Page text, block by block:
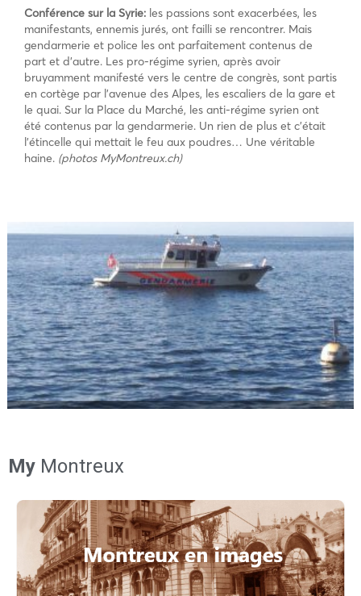
Conférence sur la Syrie: les passions sont exacerbées, les
manifestants, ennemis jurés, ont failli se rencontrer. Mais
gendarmerie et police les ont parfaitement contenus de
part et d’autre. Les pro-régime syrien, après avoir
bruyamment manifesté vers le centre de congrès, sont partis
en cortège par l’avenue des Alpes, les escaliers de la gare et
le quai. Sur la Place du Marché, les anti-régime syrien ont
été contenus par la gendarmerie. Un rien de plus et c’était
l’étincelle qui mettait le feu aux poudres… Une véritable
haine. (photos MyMontreux.ch)
My Montreux